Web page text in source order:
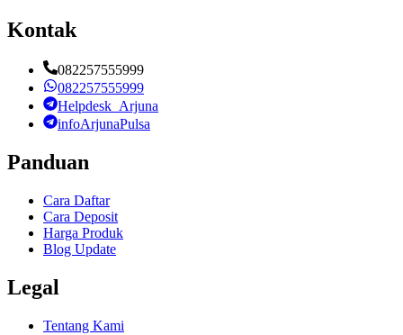
Kontak
082257555999
082257555999
Helpdesk_Arjuna
infoArjunaPulsa
Panduan
Cara Daftar
Cara Deposit
Harga Produk
Blog Update
Legal
Tentang Kami